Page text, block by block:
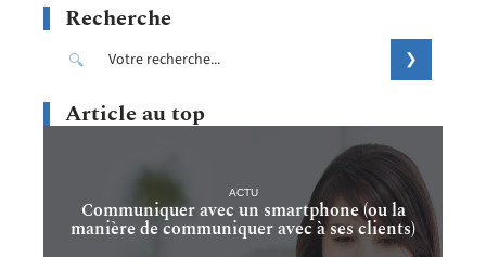
Recherche
Article au top
ACTU
Communiquer avec un smartphone (ou la
manière de communiquer avec à ses clients)